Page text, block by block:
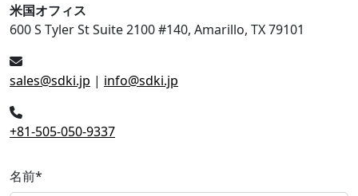
米国オフィス
600 S Tyler St Suite 2100 #140, Amarillo, TX 79101
sales@sdki.jp | info@sdki.jp
+81-505-050-9337
名前*